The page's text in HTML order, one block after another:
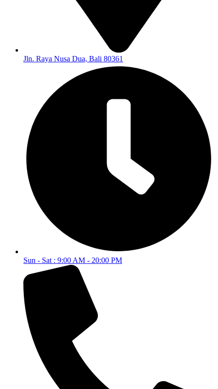
Jln. Raya Nusa Dua, Bali 80361
Sun - Sat : 9:00 AM - 20:00 PM